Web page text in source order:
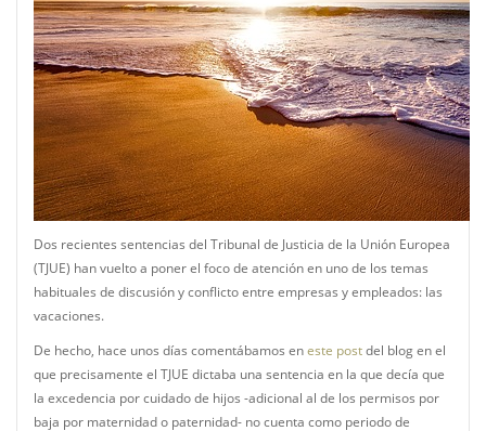
Dos recientes sentencias del Tribunal de Justicia de la Unión Europea
(TJUE) han vuelto a poner el foco de atención en uno de los temas
habituales de discusión y conflicto entre empresas y empleados: las
vacaciones.
De hecho, hace unos días comentábamos eneste postdel blog en el
que precisamente el TJUE dictaba una sentencia en la que decía que
la excedencia por cuidado de hijos -adicional al de los permisos por
baja por maternidad o paternidad- no cuenta como periodo de